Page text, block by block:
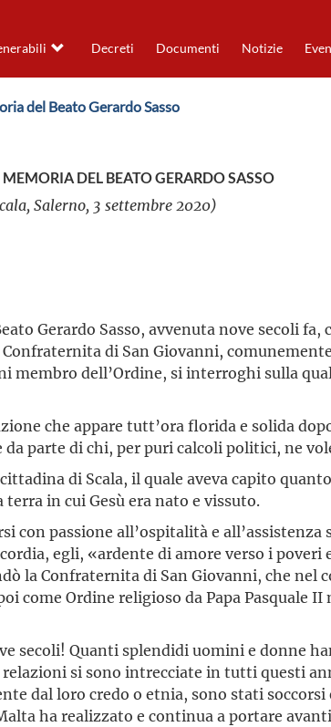
Decreti Documenti Notizie
del Beato Gerardo Sasso
DEL BEATO GERARDO SASSO
Salerno, 3 settembre 2020)
Gerardo Sasso, avvenuta nove secoli
di San Giovanni,
membro dell’Ordine, si interroghi sulla
che appare tutt’ora florida e solida
parte di chi, per puri calcoli politici, ne
di Scala, il quale aveva capito
in cui Gesù era nato e vissuto.
con passione all’ospitalità e
egli, «ardente di amore verso i poveri
la Confraternita di San Giovanni, che nel
come Ordine religioso da Papa Pasquale II
secoli! Quanti splendidi uomini e donne
si sono intrecciate in tutti questi
dal loro credo o etnia, sono stati soccorsi
ha realizzato e continua a portare